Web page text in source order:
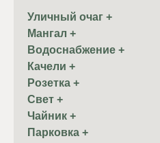
Уличный очаг +
Мангал +
Водоснабжение +
Качели +
Розетка +
Свет +
Чайник +
Парковка +